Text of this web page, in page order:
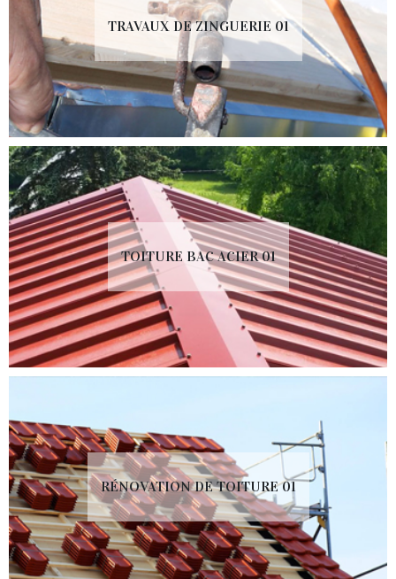
TRAVAUX DE ZINGUERIE 01
TOITURE BAC ACIER 01
RÉNOVATION DE TOITURE 01